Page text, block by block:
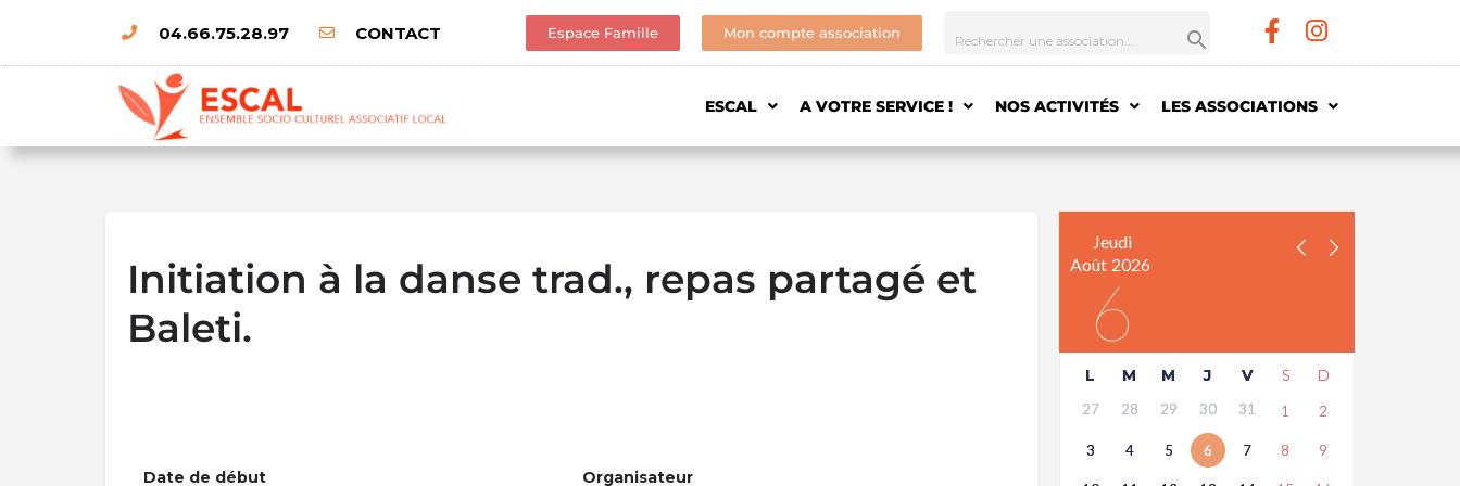
04.66.75.28.97 CONTACT Espace Famille Mon compte association
ESCAL A VOTRE SERVICE ! NOS ACTIVITÉS LES ASSOCIATIONS
Initiation à la danse trad., repas partagé et
Baleti.
Date de début Organisateur
Jeudi
Août 2026
6
L M M J V S D
27 28 29 30 31 1 2
3 4 5 6 7 8 9